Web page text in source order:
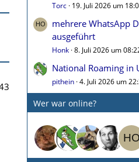
Torc 19. Juli 2026 um
mehrere WhatsApp
ausgeführt
Honk 8. Juli 2026 um
National Roaming in
pithein 4. Juli 2026 um
Wer war online?